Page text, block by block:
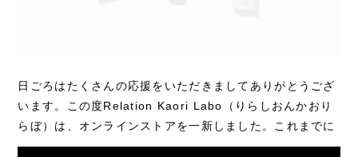
日ごろはたくさんの応援をいただきましてありがとうござ
います。この度Relation Kaori Labo（りらしおんかおり
らぼ）は、オンラインストアを一新しました。これまでに
公開していたものは全てクローズしているので...